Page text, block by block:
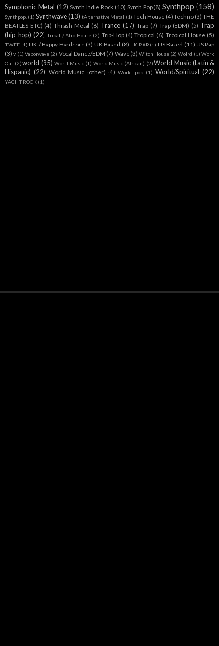
Symphonic Metal (12) Synth Indie Rock (10) Synth Pop (8) Synthpop (158)
Synthpop. (1) Synthwave (13) tAlternative Metal (1) Tech House (4) Techno (3) THE
BEATLES ETC) (4) Thrash Metal (6) Trance (17) Trap (9) Trap (EDM) (5) Trap
(hip-hop) (22) Tribal / Afro House (2) Trip-Hop (4) Tropical (6) Tropical House (5)
TWEE (1) UK / Happy Hardcore (3) UK Based (8) UK RAP (1) US Based (11) US Rap
(3) v (1) Vaporwave (2) Vocal Dance/EDM (7) Wave (3) Witch House (2) Wolrd (1) Work
Out (2) world (35) World Music (1) World Music (African) (2) World Music (Latin &
Hispanic) (22) World Music (other) (4) World pop (1) World/Spiritual (22)
YACHT ROCK (1)